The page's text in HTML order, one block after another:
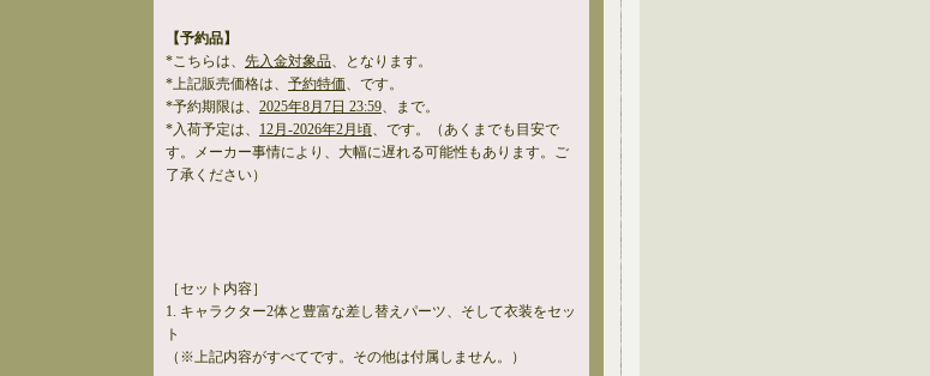
【予約品】
*こちらは、 先入金対象品、となります。
*上記販売価格は、 予約特価、です。
*予約期限は、 2025年8月7日 23:59、まで。
*入荷予定は、 12月-2026年2月頃、です。（あくまでも目安で
す。メーカー事情により、大幅に遅れる可能性もあります。ご
了承ください）
［セット内容］
1. キャラクター2体と豊富な差し替えパーツ、そして衣装をセッ
ト
（※上記内容がすべてです。その他は付属しません。）